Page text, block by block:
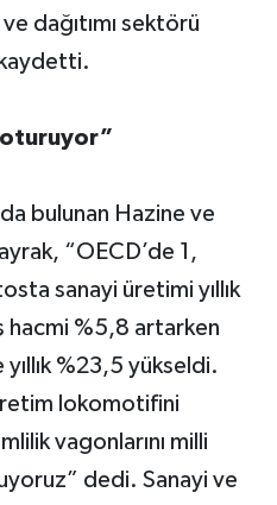
dağıtımı sektörü
oturuyor”
bulunan Hazine ve
“OECD’de 1,
sanayi üretimi yıllık
hacmi %5,8 artarken
%23,5 yükseldi.
lokomotifini
vagonlarını milli
dedi. Sanayi ve